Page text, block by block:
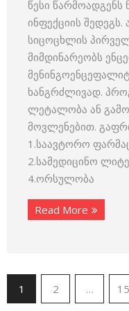
წესი წარმოადგენს
ინფექციის შედეგს.
სიცოცხლის
მიმდინარეობს
ხანგრძლივად.
ლეტალობა ან
მოვლენებით.
1.საავტორო
2.სამედიცინო
4.ორსულობა
Read More
1 2 … 15